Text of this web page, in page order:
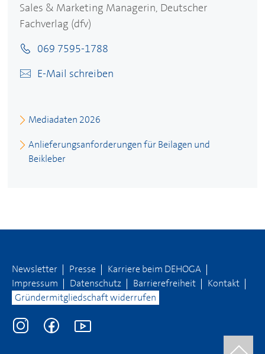
Sales & Marketing Managerin, Deutscher
Fachverlag (dfv)
069 7595-1788
E-Mail schreiben
Mediadaten 2026
Anlieferungsanforderungen für Beilagen und
Beikleber
Newsletter Presse Karriere beim DEHOGA
Impressum
Datenschutz Barrierefreiheit
Kontakt
Gründermitgliedschaft widerrufen